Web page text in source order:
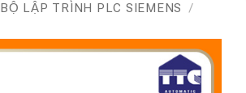
BỘ LẬP TRÌNH PLC SIEMENS
/